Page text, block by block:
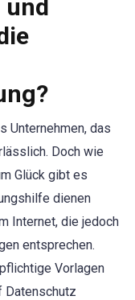
und
Unternehmen, das
Doch wie
Glück gibt es
dienen
Internet, die jedoch
entsprechen.
Vorlagen
Datenschutz